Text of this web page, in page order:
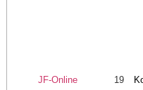
JF-Online 19